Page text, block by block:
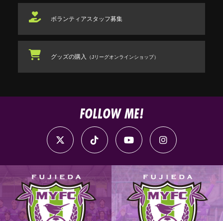
ボランティアスタッフ募集
グッズの購入 （Jリーグオンラインショップ）
FOLLOW ME!